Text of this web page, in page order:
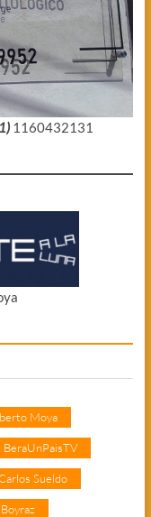
1160432131
Moya
BeraUnPaisTV
Sueldo